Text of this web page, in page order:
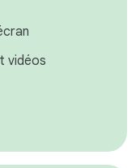
vidéos